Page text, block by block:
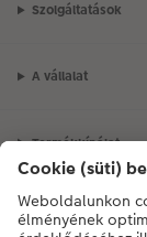
Szolgáltatások
A vállalat
Termékkínálat
CEWE Fotóvilág